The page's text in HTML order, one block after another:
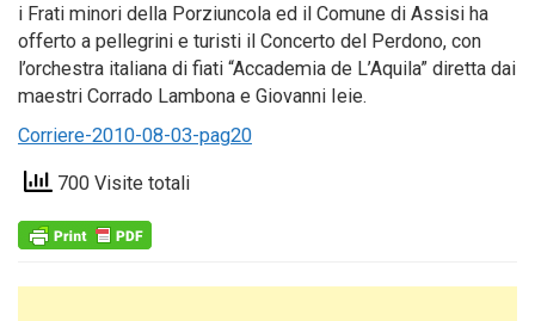
i Frati minori della Porziuncola ed il Comune di Assisi ha
offerto a pellegrini e turisti il Concerto del Perdono, con
l’orchestra italiana di fiati “Accademia de L’Aquila” diretta dai
maestri Corrado Lambona e Giovanni Ieie.
Corriere-2010-08-03-pag20
700 Visite totali